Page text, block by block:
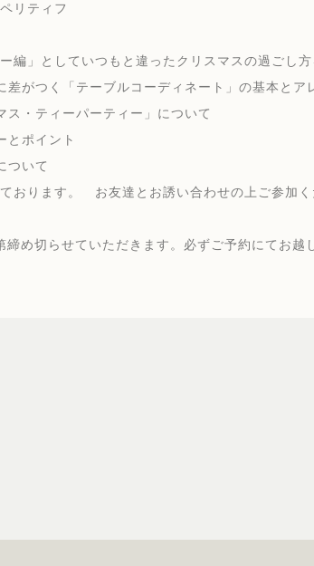
リティフ
」としていつもと違ったクリスマスの過ごし方
差がつく「テーブルコーディネート」の基本とア
ス・ティーパーティー」について
とポイント
ついて
おります。 お友達とお誘い合わせの上ご参加く
め切らせていただきます。必ずご予約にてお越